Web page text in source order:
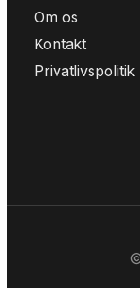
Om os
Kontakt
Privatlivspolitik